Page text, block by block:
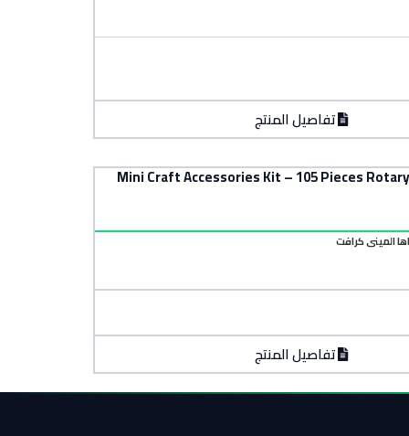
تفاصيل المنتج
طقم غيار ميني كرافت 105 قطعة – مجموعة إكسسوارات متعددة للأعمال الدقيقة – Mini Craft Accessories Kit – 105 Pieces Rotary
الميني كرافت
تفاصيل المنتج